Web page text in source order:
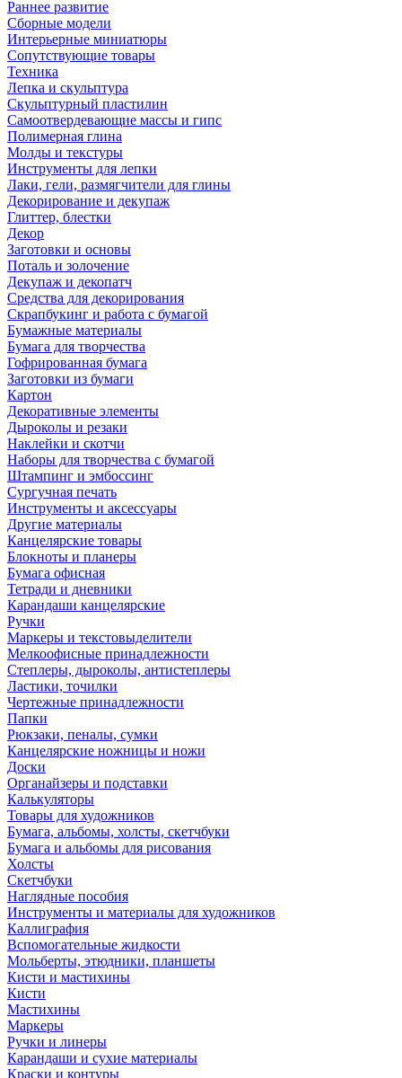
Раннее развитие
Сборные модели
Интерьерные миниатюры
Сопутствующие товары
Техника
Лепка и скульптура
Скульптурный пластилин
Самоотвердевающие массы и гипс
Полимерная глина
Молды и текстуры
Инструменты для лепки
Лаки, гели, размягчители для глины
Декорирование и декупаж
Глиттер, блестки
Декор
Заготовки и основы
Поталь и золочение
Декупаж и декопатч
Средства для декорирования
Скрапбукинг и работа с бумагой
Бумажные материалы
Бумага для творчества
Гофрированная бумага
Заготовки из бумаги
Картон
Декоративные элементы
Дыроколы и резаки
Наклейки и скотчи
Наборы для творчества с бумагой
Штампинг и эмбоссинг
Сургучная печать
Инструменты и аксессуары
Другие материалы
Канцелярские товары
Блокноты и планеры
Бумага офисная
Тетради и дневники
Карандаши канцелярские
Ручки
Маркеры и текстовыделители
Мелкоофисные принадлежности
Степлеры, дыроколы, антистеплеры
Ластики, точилки
Чертежные принадлежности
Папки
Рюкзаки, пеналы, сумки
Канцелярские ножницы и ножи
Доски
Органайзеры и подставки
Калькуляторы
Товары для художников
Бумага, альбомы, холсты, скетчбуки
Бумага и альбомы для рисования
Холсты
Скетчбуки
Наглядные пособия
Инструменты и материалы для художников
Каллиграфия
Вспомогательные жидкости
Мольберты, этюдники, планшеты
Кисти и мастихины
Кисти
Мастихины
Маркеры
Ручки и линеры
Карандаши и сухие материалы
Краски и контуры